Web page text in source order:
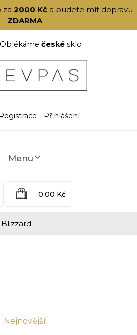
za2000 Kč a budete mít dopravu
ZDARMA
Oblékáme českésklo
Registrace Přihlášení
Menu
0,00 Kč
Blizzard
Nejnovější